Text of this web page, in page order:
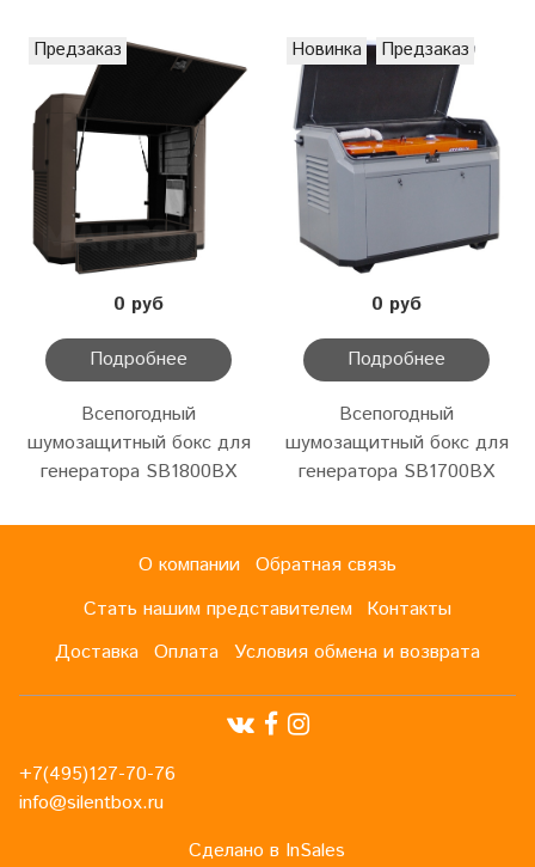
Предзаказ
0 руб
Подробнее
Всепогодный
шумозащитный бокс для
генератора SB1800BX
Новинка Предзаказ
0 руб
Подробнее
Всепогодный
шумозащитный бокс для
генератора SB1700BX
О компании Обратная связь
Стать нашим представителем Контакты
Доставка Оплата Условия обмена и возврата
+7(495)127-70-76
info@silentbox.ru
Сделано в InSales